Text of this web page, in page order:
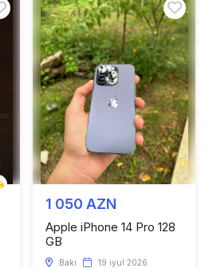
1 050 AZN
Apple iPhone 14 Pro 128
GB
Bakı 19 iyul 2026